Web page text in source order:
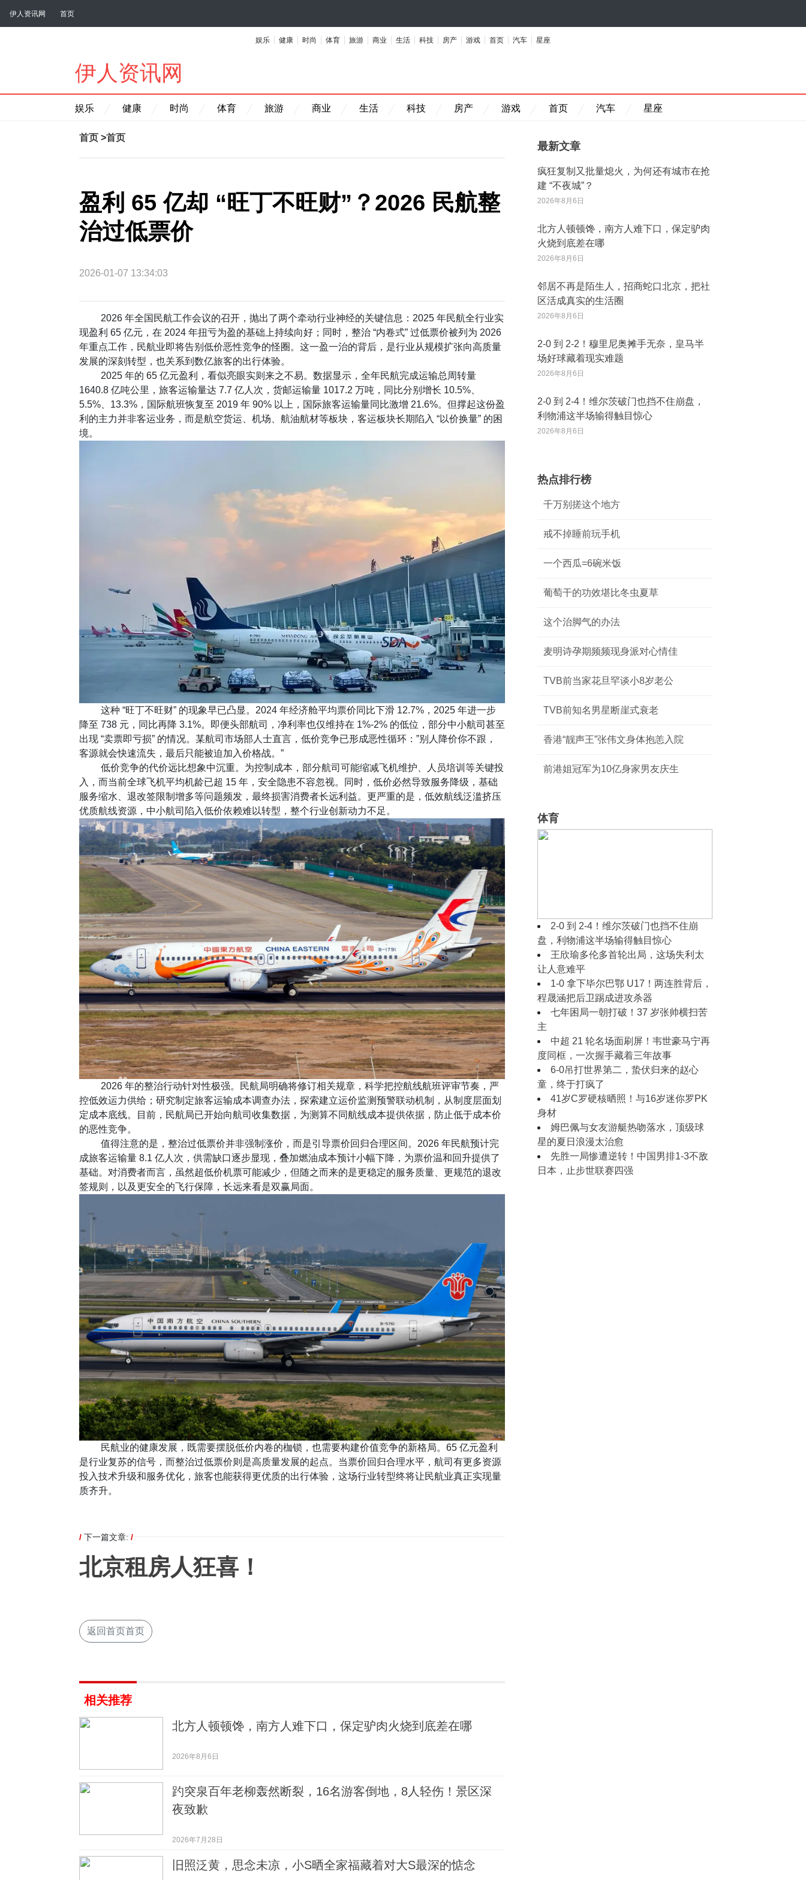
伊人资讯网 首页
娱乐 健康 时尚 体育 旅游 商业 生活 科技 房产 游戏 首页 汽车 星座
伊人资讯网
娱乐 健康 时尚 体育 旅游 商业 生活 科技 房产 游戏 首页 汽车 星座
首页 >首页
盈利 65 亿却 “旺丁不旺财”？2026 民航整
治过低票价
2026-01-07 13:34:03
2026 年全国民航工作会议的召开，抛出了两个牵动行业神经的关键信息：2025 年民航全行业实
现盈利 65 亿元，在 2024 年扭亏为盈的基础上持续向好；同时，整治 “内卷式” 过低票价被列为 2026
年重点工作，民航业即将告别低价恶性竞争的怪圈。这一盈一治的背后，是行业从规模扩张向高质量
发展的深刻转型，也关系到数亿旅客的出行体验。
2025 年的 65 亿元盈利，看似亮眼实则来之不易。数据显示，全年民航完成运输总周转量
1640.8 亿吨公里，旅客运输量达 7.7 亿人次，货邮运输量 1017.2 万吨，同比分别增长 10.5%、
5.5%、13.3%，国际航班恢复至 2019 年 90% 以上，国际旅客运输量同比激增 21.6%。但撑起这份盈
利的主力并非客运业务，而是航空货运、机场、航油航材等板块，客运板块长期陷入 “以价换量” 的困
境。
这种 “旺丁不旺财” 的现象早已凸显。2024 年经济舱平均票价同比下滑 12.7%，2025 年进一步
降至 738 元，同比再降 3.1%。即便头部航司，净利率也仅维持在 1%-2% 的低位，部分中小航司甚至
出现 “卖票即亏损” 的情况。某航司市场部人士直言，低价竞争已形成恶性循环：”别人降价你不跟，
客源就会快速流失，最后只能被迫加入价格战。”
低价竞争的代价远比想象中沉重。为控制成本，部分航司可能缩减飞机维护、人员培训等关键投
入，而当前全球飞机平均机龄已超 15 年，安全隐患不容忽视。同时，低价必然导致服务降级，基础
服务缩水、退改签限制增多等问题频发，最终损害消费者长远利益。更严重的是，低效航线泛滥挤压
优质航线资源，中小航司陷入低价依赖难以转型，整个行业创新动力不足。
2026 年的整治行动针对性极强。民航局明确将修订相关规章，科学把控航线航班评审节奏，严
控低效运力供给；研究制定旅客运输成本调查办法，探索建立运价监测预警联动机制，从制度层面划
定成本底线。目前，民航局已开始向航司收集数据，为测算不同航线成本提供依据，防止低于成本价
的恶性竞争。
值得注意的是，整治过低票价并非强制涨价，而是引导票价回归合理区间。2026 年民航预计完
成旅客运输量 8.1 亿人次，供需缺口逐步显现，叠加燃油成本预计小幅下降，为票价温和回升提供了
基础。对消费者而言，虽然超低价机票可能减少，但随之而来的是更稳定的服务质量、更规范的退改
签规则，以及更安全的飞行保障，长远来看是双赢局面。
民航业的健康发展，既需要摆脱低价内卷的枷锁，也需要构建价值竞争的新格局。65 亿元盈利
是行业复苏的信号，而整治过低票价则是高质量发展的起点。当票价回归合理水平，航司有更多资源
投入技术升级和服务优化，旅客也能获得更优质的出行体验，这场行业转型终将让民航业真正实现量
质齐升。
/ 下一篇文章: /
北京租房人狂喜！
返回首页首页
相关推荐
北方人顿顿馋，南方人难下口，保定驴肉火烧到底差在哪
2026年8月6日
趵突泉百年老柳轰然断裂，16名游客倒地，8人轻伤！景区深
夜致歉
2026年7月28日
旧照泛黄，思念未凉，小S晒全家福藏着对大S最深的惦念
最新文章
疯狂复制又批量熄火，为何还有城市在抢
建 “不夜城”？
2026年8月6日
北方人顿顿馋，南方人难下口，保定驴肉
火烧到底差在哪
2026年8月6日
邻居不再是陌生人，招商蛇口北京，把社
区活成真实的生活圈
2026年8月6日
2‑0 到 2‑2！穆里尼奥摊手无奈，皇马半
场好球藏着现实难题
2026年8月6日
2‑0 到 2‑4！维尔茨破门也挡不住崩盘，
利物浦这半场输得触目惊心
2026年8月6日
热点排行榜
千万别搓这个地方
戒不掉睡前玩手机
一个西瓜=6碗米饭
葡萄干的功效堪比冬虫夏草
这个治脚气的办法
麦明诗孕期频频现身派对心情佳
TVB前当家花旦罕谈小8岁老公
TVB前知名男星断崖式衰老
香港“靓声王”张伟文身体抱恙入院
前港姐冠军为10亿身家男友庆生
体育
2‑0 到 2‑4！维尔茨破门也挡不住崩
盘，利物浦这半场输得触目惊心
王欣瑜多伦多首轮出局，这场失利太
让人意难平
1‑0 拿下毕尔巴鄂 U17！两连胜背后，
程晟涵把后卫踢成进攻杀器
七年困局一朝打破！37 岁张帅横扫苦
主
中超 21 轮名场面刷屏！韦世豪马宁再
度同框，一次握手藏着三年故事
6-0吊打世界第二，蛰伏归来的赵心
童，终于打疯了
41岁C罗硬核晒照！与16岁迷你罗PK
身材
姆巴佩与女友游艇热吻落水，顶级球
星的夏日浪漫太治愈
先胜一局惨遭逆转！中国男排1-3不敌
日本，止步世联赛四强